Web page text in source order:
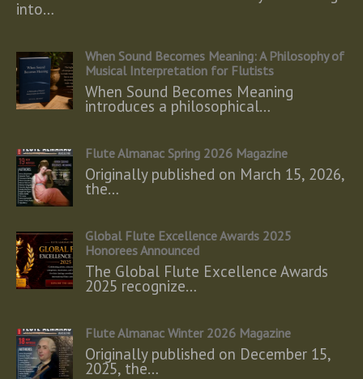
into…
When Sound Becomes Meaning: A Philosophy of
Musical Interpretation for Flutists
When Sound Becomes Meaning
introduces a philosophical…
Flute Almanac Spring 2026 Magazine
Originally published on March 15, 2026,
the…
Global Flute Excellence Awards 2025
Honorees Announced
The Global Flute Excellence Awards
2025 recognize…
Flute Almanac Winter 2026 Magazine
Originally published on December 15,
2025, the…